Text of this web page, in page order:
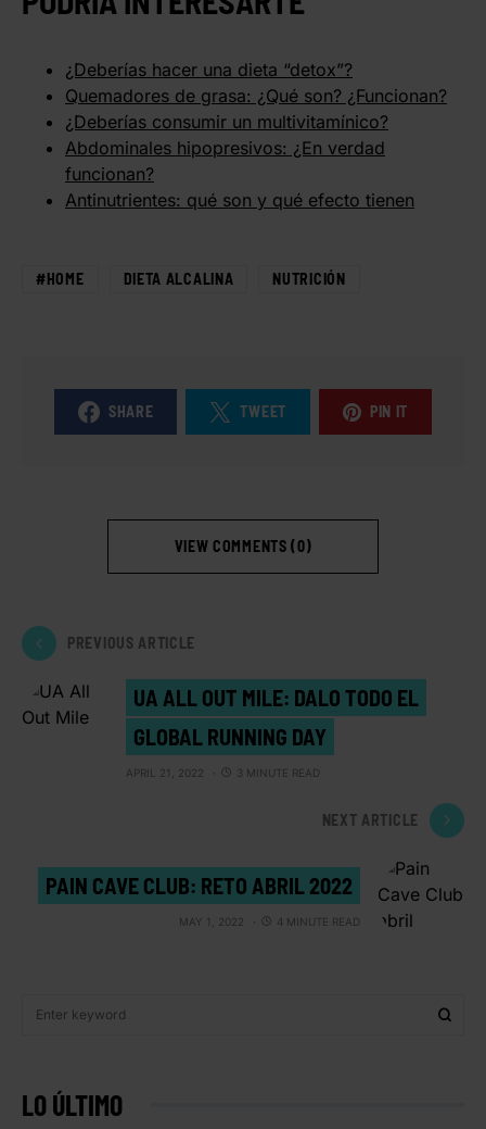
¿Deberías hacer una dieta “detox”?
Quemadores de grasa: ¿Qué son? ¿Funcionan?
¿Deberías consumir un multivitamínico?
Abdominales hipopresivos: ¿En verdad
funcionan?
Antinutrientes: qué son y qué efecto tienen
#HOME DIETA ALCALINA NUTRICIÓN
SHARE TWEET PIN IT
VIEW COMMENTS (0)
PREVIOUS ARTICLE
UA ALL OUT MILE: DALO TODO EL
GLOBAL RUNNING DAY
APRIL 21, 2022 3 MINUTE READ
NEXT ARTICLE
PAIN CAVE CLUB: RETO ABRIL 2022
MAY 1, 2022 4 MINUTE READ
LO ÚLTIMO